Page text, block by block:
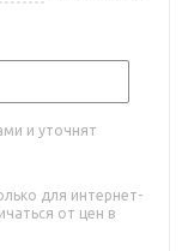
и уточнят
для интернет-
от цен в